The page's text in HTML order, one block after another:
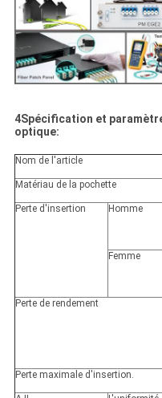
4Spécification et
optique:
Nom de l'article
Matériau de la pochette
Perte d'insertion Homme
Femme
Perte de rendement
Perte maximale d'insertion.